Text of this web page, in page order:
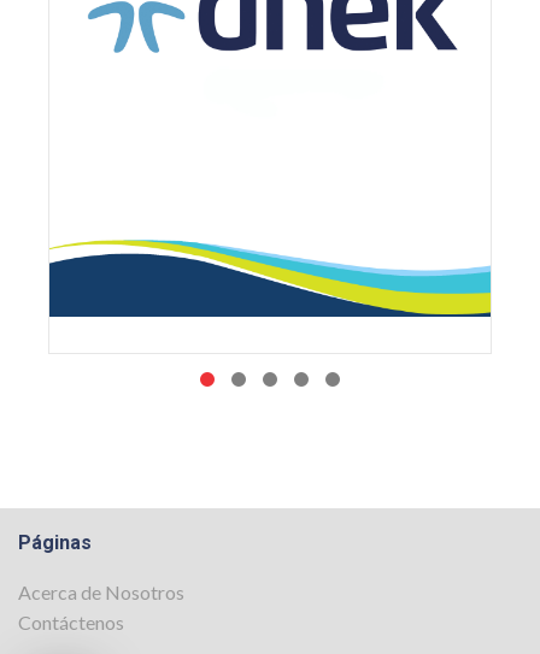
Páginas
Acerca de Nosotros
Contáctenos